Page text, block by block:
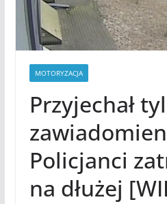
MOTORYZACJA
Przyjechał
Policjanci
na dłużej